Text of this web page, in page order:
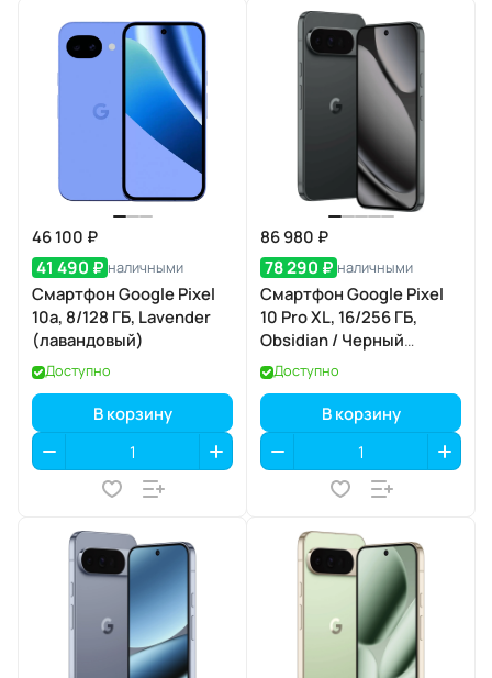
46 100 ₽
41 490 ₽ наличными
Смартфон Google Pixel
10a, 8/128 ГБ, Lavender
(лавандовый)
Доступно
В корзину
86 980 ₽
78 290 ₽ наличными
Смартфон Google Pixel
10 Pro XL, 16/256 ГБ,
Obsidian / Черный
Обсидиан
Доступно
В корзину